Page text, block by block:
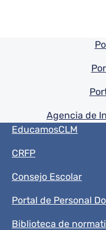
Pie de pagina
Agencia de
Menú del pie
EducamosCLM
CRFP
Consejo Escolar
Portal de Personal
Biblioteca de